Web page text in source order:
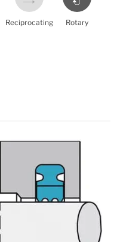
Reciprocating Rotary